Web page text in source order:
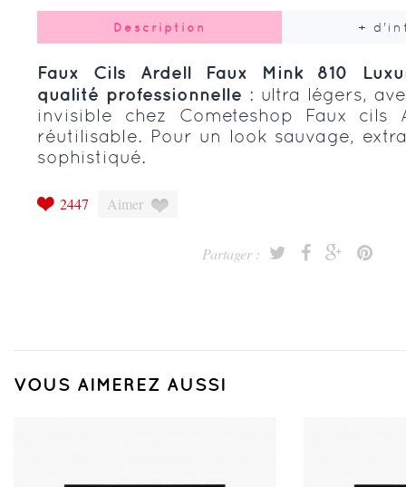
Description +
Faux Cils Ardell Faux Mink 810
qualité professionnelle : ultra légers,
invisible chez Cometeshop Faux cils
réutilisable. Pour un look sauvage,
sophistiqué.
Partager :
Aimer
2447
VOUS AIMEREZ AUSSI